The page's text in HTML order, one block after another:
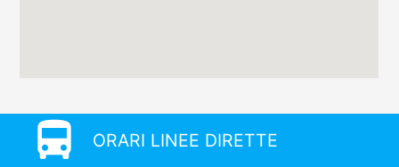
directions_bus ORARI LINEE DIRETTE